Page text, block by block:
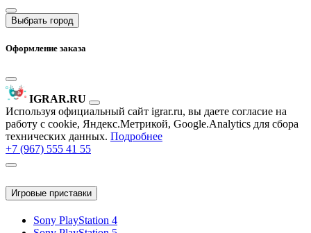
Выбрать город
Оформление заказа
IGRAR.RU
Используя официальный сайт igrar.ru, вы даете согласие на
работу с cookie, Яндекс.Метрикой, Google.Analytics для сбора
технических данных. Подробнее
+7 (967) 555 41 55
Игровые приставки
Sony PlayStation 4